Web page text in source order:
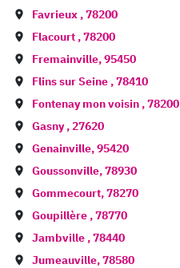
Favrieux ,78200
Flacourt ,78200
Fremainville,95450
Flins sur Seine ,78410
Fontenay mon voisin ,78200
Gasny,27620
Genainville,95420
Goussonville,78930
Gommecourt,78270
Goupillère ,78770
Jambville ,78440
Jumeauville,78580